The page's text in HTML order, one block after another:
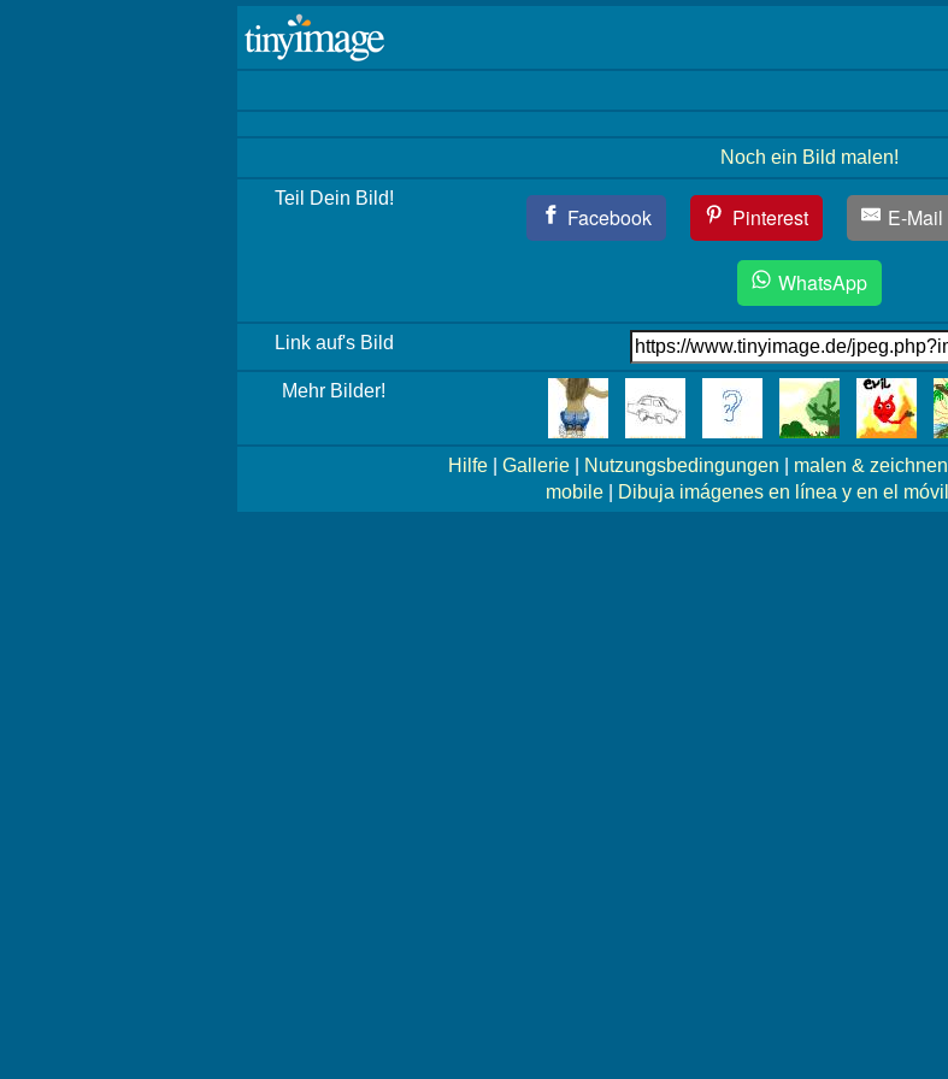
Noch ein Bild malen!
Teil Dein Bild!
Facebook Pinterest E-Mail
WhatsApp
Link auf's Bild
Mehr Bilder!
Hilfe Gallerie Nutzungsbedingungen malen & zeichnen
mobile| Dibuja imágenes en línea y en el móvil